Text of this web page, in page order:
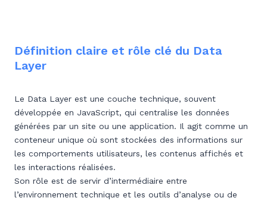
Définition claire et rôle clé du Data
Layer
Le Data Layer est une couche technique, souvent
développée en JavaScript, qui centralise les données
générées par un site ou une application. Il agit comme un
conteneur unique où sont stockées des informations sur
les comportements utilisateurs, les contenus affichés et
les interactions réalisées.
Son rôle est de servir d’intermédiaire entre
l’environnement technique et les outils d’analyse ou de